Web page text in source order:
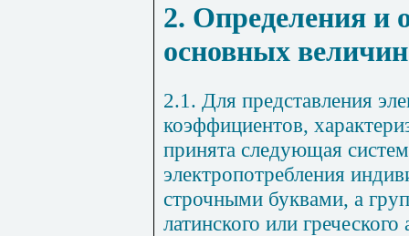
2. Определения и
основных величин
2.1. Для представления
коэффициентов,
принята следующая
электропотребления
строчными буквами, а
латинского или греческого